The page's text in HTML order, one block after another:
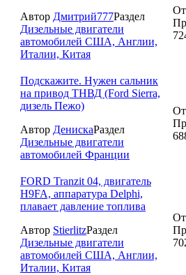
Автор Дмитрий777Раздел
Дизельные двигатели
автомобилей США, Англии,
Италии, Китая
Подскажите. Нужен сальник
на привод ТНВД (Ford Sierra,
дизель Пежо)
Автор ДенискаРаздел
Дизельные двигатели
автомобилей Франции
FORD Tranzit 04, двигатель
H9FA, аппаратура Delphi,
плавает давление топлива
Автор StierlitzРаздел
Дизельные двигатели
автомобилей США, Англии,
Италии, Китая